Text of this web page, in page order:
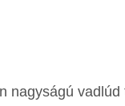
nagyságú